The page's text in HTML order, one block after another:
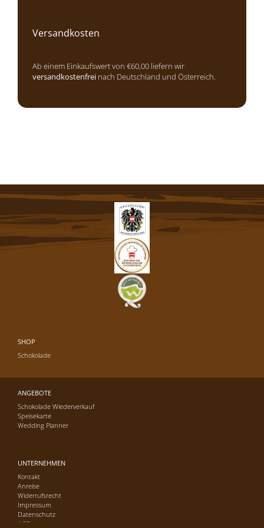
Versandkosten
Ab einem Einkaufswert von €60,00 liefern wir
versandkostenfrei nach Deutschland und Österreich.
SHOP
Schokolade
ANGEBOTE
Schokolade Wiederverkauf
Speisekarte
Wedding Planner
UNTERNEHMEN
Kontakt
Anreise
Widerrufsrecht
Impressum
Datenschutz
AGB